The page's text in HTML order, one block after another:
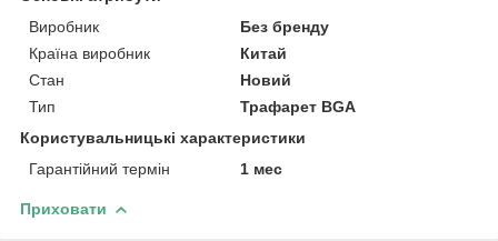
Виробник
Без бренду
Країна виробник
Китай
Стан
Новий
Тип
Трафарет BGA
Користувальницькі характеристики
Гарантійний термін
1 мес
Приховати